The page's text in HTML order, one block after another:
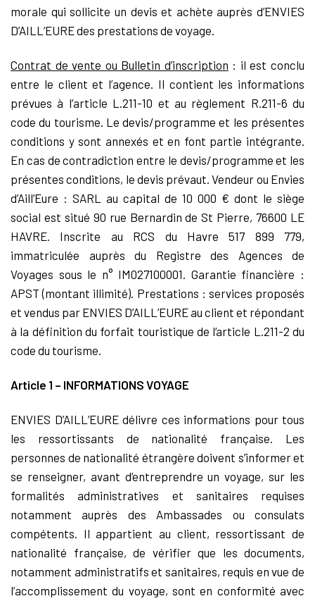
morale qui sollicite un devis et achète auprès d’ENVIES
D’AILL’EURE des prestations de voyage.
Contrat de vente ou Bulletin d’inscription : il est conclu
entre le client et l’agence. Il contient les informations
prévues à l’article L.211-10 et au règlement R.211-6 du
code du tourisme. Le devis/programme et les présentes
conditions y sont annexés et en font partie intégrante.
En cas de contradiction entre le devis/programme et les
présentes conditions, le devis prévaut. Vendeur ou Envies
d’Aill’Eure : SARL au capital de 10 000 € dont le siège
social est situé 90 rue Bernardin de St Pierre, 76600 LE
HAVRE. Inscrite au RCS du Havre 517 899 779,
immatriculée auprès du Registre des Agences de
Voyages sous le n° IM027100001. Garantie financière :
APST (montant illimité). Prestations : services proposés
et vendus par ENVIES D’AILL’EURE au client et répondant
à la définition du forfait touristique de l‘article L.211-2 du
code du tourisme.
Article 1 – INFORMATIONS VOYAGE
ENVIES D’AILL’EURE délivre ces informations pour tous
les ressortissants de nationalité française. Les
personnes de nationalité étrangère doivent s’informer et
se renseigner, avant d’entreprendre un voyage, sur les
formalités administratives et sanitaires requises
notamment auprès des Ambassades ou consulats
compétents. Il appartient au client, ressortissant de
nationalité française, de vérifier que les documents,
notamment administratifs et sanitaires, requis en vue de
l’accomplissement du voyage, sont en conformité avec